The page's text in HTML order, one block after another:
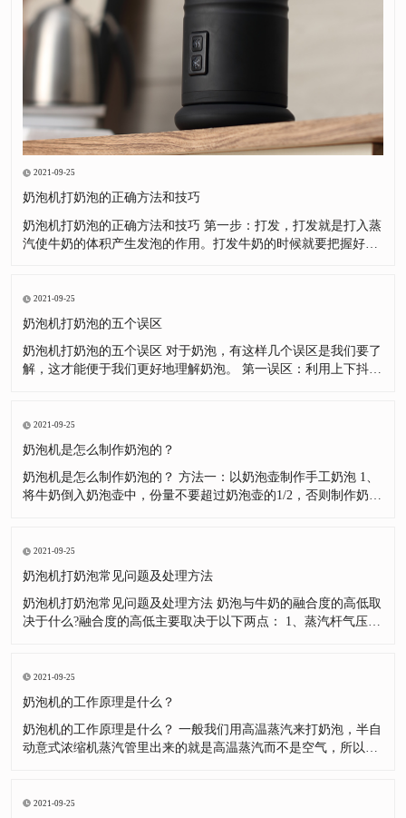
2021-09-25
奶泡机打奶泡的正确方法和技巧
奶泡机打奶泡的正确方法和技巧 第一步：打发，打发就是打入蒸
汽使牛奶的体积产生发泡的作用。打发牛奶的时候就要把握好蒸
成细小的泡沫，并让牛奶分子之间产生黏结的作用，使奶泡组织
变得更加绵密。
2021-09-25
奶泡机打奶泡的五个误区
奶泡机打奶泡的五个误区 对于奶泡，有这样几个误区是我们要了
解，这才能便于我们更好地理解奶泡。 第一误区：利用上下抖拉
有打好，而采用这种手段去弥补。长此以往，就产生了依赖，这
里我一定说一下
2021-09-25
奶泡机是怎么制作奶泡的？
奶泡机是怎么制作奶泡的？ 方法一：以奶泡壶制作手工奶泡 1、
将牛奶倒入奶泡壶中，份量不要超过奶泡壶的1/2，否则制作奶泡
盖子与滤网不可以直接加热。(如制作冰奶泡则将牛奶冷却至5度
2021-09-25
奶泡机打奶泡常见问题及处理方法
奶泡机打奶泡常见问题及处理方法 奶泡与牛奶的融合度的高低取
决于什么?融合度的高低主要取决于以下两点： 1、蒸汽杆气压的
出的奶泡越细腻，则单个奶泡中所含空气越少，密度高，浮力小;
打发
2021-09-25
奶泡机的工作原理是什么？
奶泡机的工作原理是什么？ 一般我们用高温蒸汽来打奶泡，半自
动意式浓缩机蒸汽管里出来的就是高温蒸汽而不是空气，所以奶
力。牛奶里的蛋白质会黏附在气泡表面，促使其更好的悬浮在牛
2021-09-25